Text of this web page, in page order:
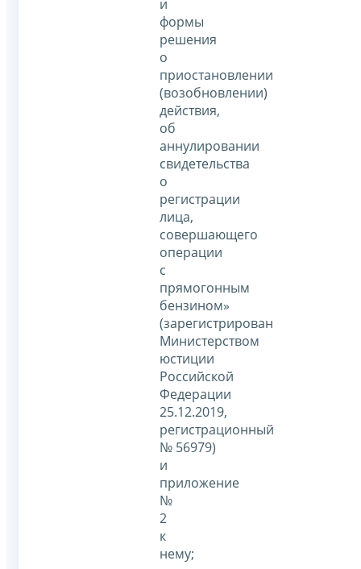
и
формы
решения
о
приостановлении
(возобновлении)
действия,
об
аннулировании
свидетельства
о
регистрации
лица,
совершающего
операции
с
прямогонным
бензином»
(зарегистрирован
Министерством
юстиции
Российской
Федерации
25.12.2019,
регистрационный
№ 56979)
и
приложение
№
2
к
нему;